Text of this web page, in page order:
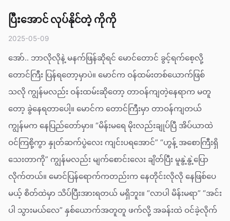
ပြီးအောင် လုပ်နိုင်တဲ့ ကိုကို
2025-05-09
အော်.. ဘာလိုလိုနဲ့ မနက်ဖြန်ဆိုရင် မောင်တောင် ခွင့်ရက်စေ့လို့
တောင်ကြီး ပြန်ရတော့မှာပဲ။ မောင်က ဝန်ထမ်းတစ်ယောက်ဖြစ်
သလို ကျွန်မလည်း ဝန်းထမ်းဆိုတော့ တာဝန်ကျတဲ့နေရာက မတူ
တော့ ခွဲနေရတာပေါ့။ မောင်က တောင်ကြီးမှာ တာဝန်ကျတယ်
ကျွန်မက နေပြည်တော်မှာ။ “မိန်းမရေ မိုးလည်းချုပ်ပြီ အိပ်ယာထဲ
ဝင်ကြစို့ကွာ နှုတ်ဆက်ပွဲလေး ကျင်းပရအောင်” “ဟွန့် အစောကြီးရှိ
သေးတာကို” ကျွန်မလည်း မျက်စောင်းလေး ချိတ်ပြီး မူနွဲ့နွဲ့ပြော
လိုက်တယ်။ မောင်ပြန်ရောက်ကတည်းက နေတိုင်းလိုလို နေဖြစ်ပေ
မယ့် စိတ်ထဲမှာ သိပ်ပြီးအားရတယ် မရှိဘူး။ “လာပါ မိန်းမရာ” “အင်း
ပါ သွားမယ်လေ” နှစ်ယောက်အတူတူ ဖက်လို့ အခန်းထဲ ဝင်ခဲ့လိုက်